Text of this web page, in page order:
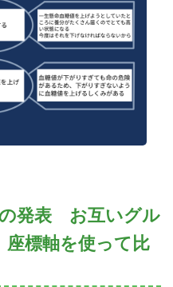
の発表 お互いグル
座標軸を使って比